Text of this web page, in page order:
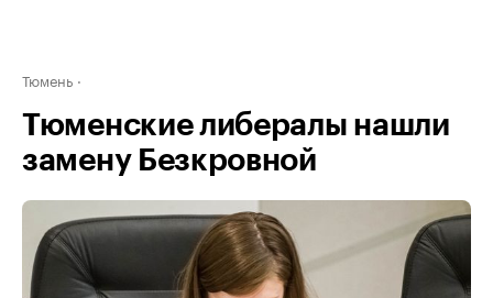
Тюмень
Тюменские либералы нашли
замену Безкровной